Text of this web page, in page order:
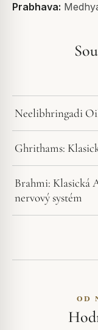
Prabhava:
Neelibhringadi
Ghrithams:
Brahmi: Klasická
nervový systém
OD